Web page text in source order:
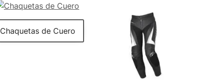
Chaquetas de Cuero